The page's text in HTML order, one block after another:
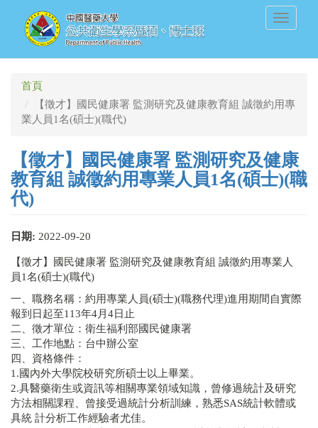
Toggle
首頁
【徵才】國民健康署 監測研究及健康教育組 誠徵約用專
業人員1名(碩士)(職代)
【徵才】國民健康署 監測研究及健康
教育組 誠徵約用專業人員1名(碩士)(職
代)
日期: 2022-09-20
【徵才】國民健康署 監測研究及健康教育組 誠徵約用專業人
員1名(碩士)(職代)
一、職務名稱：約用專業人員(碩士)(職務代理)進用期間自實際
報到日起至113年4月4日止
二、徵才單位：衛生福利部國民健康署
三、工作地點：台中辦公室
四、資格條件：
1.國內外大學院校研究所碩士以上畢業。
2.具醫藥衛生或資訊等相關專業領域知識，曾修過統計及研究
方法相關課程、曾接受過統計分析訓練，熟悉SAS統計軟體或
具統 計分析工作經驗者尤佳。